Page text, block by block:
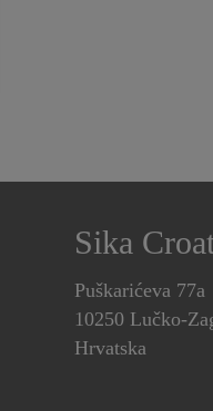
Sika
Puškarićeva 77a
10250 Lučko-
Hrvatska